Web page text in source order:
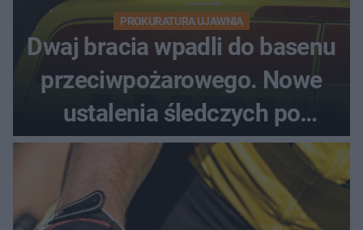
PROKURATURA UJAWNIA
Dwaj bracia wpadli do basenu
przeciwpożarowego. Nowe
ustalenia śledczych po
dramatycznej akcji